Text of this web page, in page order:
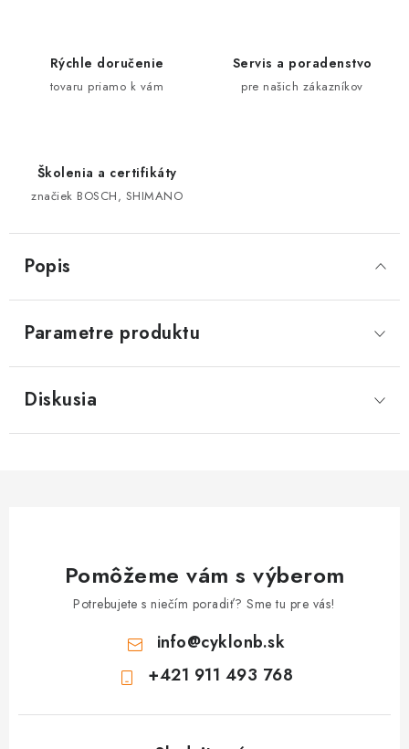
Rýchle doručenie
tovaru priamo k vám
Servis a poradenstvo
pre našich zákazníkov
Školenia a certifikáty
značiek BOSCH, SHIMANO
Popis
Parametre produktu
Diskusia
Pomôžeme vám s výberom
Potrebujete s niečím poradiť? Sme tu pre vás!
info@cyklonb.sk
+421 911 493 768